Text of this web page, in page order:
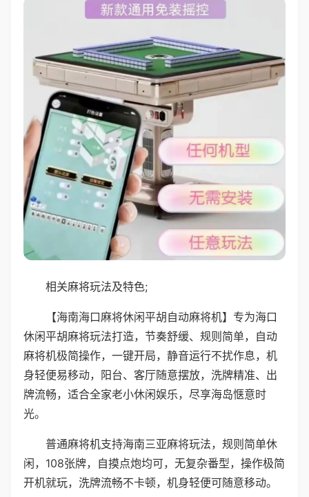
相关麻将玩法及特色;
【海南海口麻将休闲平胡自动麻将机】专为海口
休闲平胡麻将玩法打造，节奏舒缓、规则简单，自动
麻将机极简操作，一键开局，静音运行不扰作息，机
身轻便易移动，阳台、客厅随意摆放，洗牌精准、出
牌流畅，适合全家老小休闲娱乐，尽享海岛惬意时
光。
普通麻将机支持海南三亚麻将玩法，规则简单休
闲，108张牌，自摸点炮均可，无复杂番型，操作极简
开机就玩，洗牌流畅不卡顿，机身轻便可随意移动。